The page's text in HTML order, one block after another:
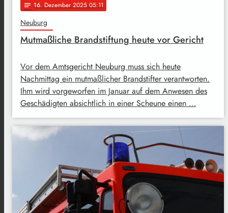
notes 16. Dezember 2025 05:11
Neuburg
Mutmaßliche Brandstiftung heute vor Gericht
Vor dem Amtsgericht Neuburg muss sich heute
Nachmittag ein mutmaßlicher Brandstifter verantworten.
Ihm wird vorgeworfen im Januar auf dem Anwesen des
Geschädigten absichtlich in einer Scheune einen …